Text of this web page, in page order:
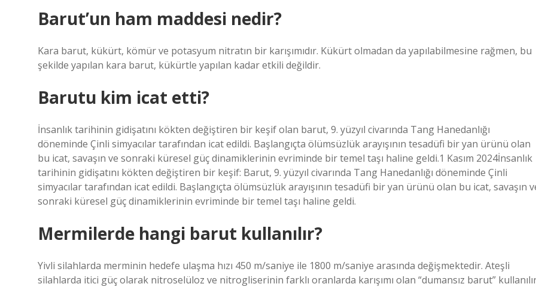
Barut’un ham maddesi nedir?
Kara barut, kükürt, kömür ve potasyum nitratın bir karışımıdır. Kükürt olmadan da yapılabilmesine rağmen, bu
şekilde yapılan kara barut, kükürtle yapılan kadar etkili değildir.
Barutu kim icat etti?
İnsanlık tarihinin gidişatını kökten değiştiren bir keşif olan barut, 9. yüzyıl civarında Tang Hanedanlığı
döneminde Çinli simyacılar tarafından icat edildi. Başlangıçta ölümsüzlük arayışının tesadüfi bir yan ürünü olan
bu icat, savaşın ve sonraki küresel güç dinamiklerinin evriminde bir temel taşı haline geldi.1 Kasım 2024İnsanlık
tarihinin gidişatını kökten değiştiren bir keşif: Barut, 9. yüzyıl civarında Tang Hanedanlığı döneminde Çinli
simyacılar tarafından icat edildi. Başlangıçta ölümsüzlük arayışının tesadüfi bir yan ürünü olan bu icat, savaşın
sonraki küresel güç dinamiklerinin evriminde bir temel taşı haline geldi.
Mermilerde hangi barut kullanılır?
Yivli silahlarda merminin hedefe ulaşma hızı 450 m/saniye ile 1800 m/saniye arasında değişmektedir. Ateşli
silahlarda itici güç olarak nitroselüloz ve nitrogliserinin farklı oranlarda karışımı olan “dumansız barut”